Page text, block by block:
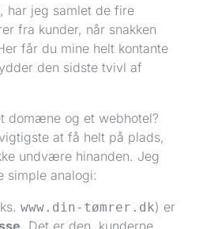
har jeg samlet de fire
fra kunder, når snakken
får du mine helt kontante
den sidste tvivl af
domæne og et webhotel?
at få helt på plads,
undvære hinanden. Jeg
simple analogi:
www.din-tømrer.dk) er
. Det er den, kunderne